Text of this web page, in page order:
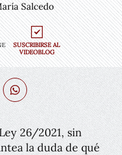
Salcedo
SUSCRIBIRSE AL
VIDEOBLOG
26/2021, sin
la duda de qué